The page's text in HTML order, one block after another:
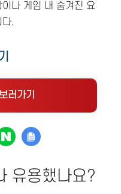
나 게임 내 숨겨진 요
.
러가기
유용했나요?